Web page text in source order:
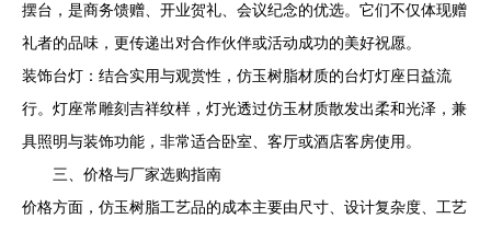
摆台，是商务馈赠、开业贺礼、会议纪念的优选。它们不仅体现赠
礼者的品味，更传递出对合作伙伴或活动成功的美好祝愿。
装饰台灯：结合实用与观赏性，仿玉树脂材质的台灯灯座日益流
行。灯座常雕刻吉祥纹样，灯光透过仿玉材质散发出柔和光泽，兼
具照明与装饰功能，非常适合卧室、客厅或酒店客房使用。
三、价格与厂家选购指南
价格方面，仿玉树脂工艺品的成本主要由尺寸、设计复杂度、工艺